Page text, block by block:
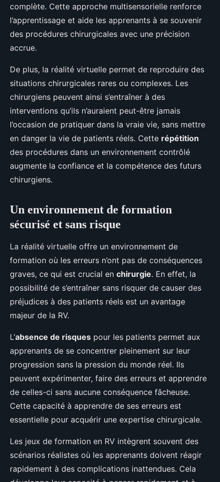
complète. Cette approche multisensorielle renforce
l’apprentissage et aide les apprenants à se souvenir
des procédures chirurgicales avec une précision
accrue.
De plus, la réalité virtuelle permet de reproduire des
situations chirurgicales rares ou complexes. Les
chirurgiens peuvent ainsi s’entraîner à des
interventions qu’ils n’auraient peut-être jamais
l’occasion de pratiquer dans la vraie vie, sans mettre
en danger la vie de patients réels. Cette répétition
des procédures dans un environnement contrôlé
augmente la confiance et la compétence des futurs
chirurgiens.
Un environnement de formation
sécurisé et sans risque
La réalité virtuelle offre un environnement de
formation où les erreurs n’ont pas de conséquences
graves, ce qui est crucial en chirurgie. En effet, la
possibilité de s’entraîner sans risquer de causer des
préjudices à des patients réels est un avantage
majeur de la RV.
L’absence de risques pour les patients permet aux
apprenants de se concentrer pleinement sur leur
progression sans la pression du monde réel. Ils
peuvent expérimenter, faire des erreurs et apprendre
de celles-ci sans aucune conséquence fâcheuse.
Cette capacité à apprendre de ses erreurs est
essentielle pour acquérir une expertise chirurgicale.
Les jeux de formation en RV intègrent souvent des
scénarios réalistes où les apprenants doivent réagir
rapidement à des complications inattendues. Cela